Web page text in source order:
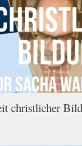
christlicher